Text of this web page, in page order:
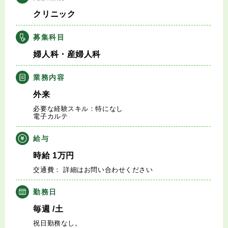
キャリアアドバイザー紹介
医師の求人・転職Q&A
知りたい・聞きたい
転職成功事例
医師の転職マニュアル
データで見る医師の平均年収
医師に役立つ取材記事
大学医局紹介
クリニック
募集科目
婦人科・産婦人科
業務内容
外来
必要な経験スキル：特になし
電子カルテ
給与
時給1万円
交通費： 詳細はお問い合わせください
勤務日
毎週 /土
祝日勤務なし。